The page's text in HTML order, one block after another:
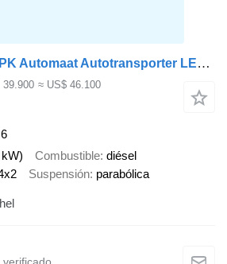
Renault Master 170PK Automaat Autotransporter LED Trekhaak Airco Cruise
39.900 ≈ US$ 46.100
Combustible diésel
Suspensión parabólica